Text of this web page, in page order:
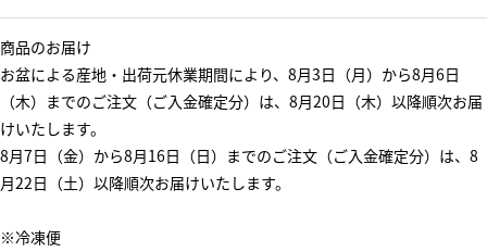
商品のお届け
お盆による産地・出荷元休業期間により、8月3日（月）から8月6日
（木）までのご注文（ご入金確定分）は、8月20日（木）以降順次お届
けいたします。
8月7日（金）から8月16日（日）までのご注文（ご入金確定分）は、8
月22日（土）以降順次お届けいたします。
※冷凍便